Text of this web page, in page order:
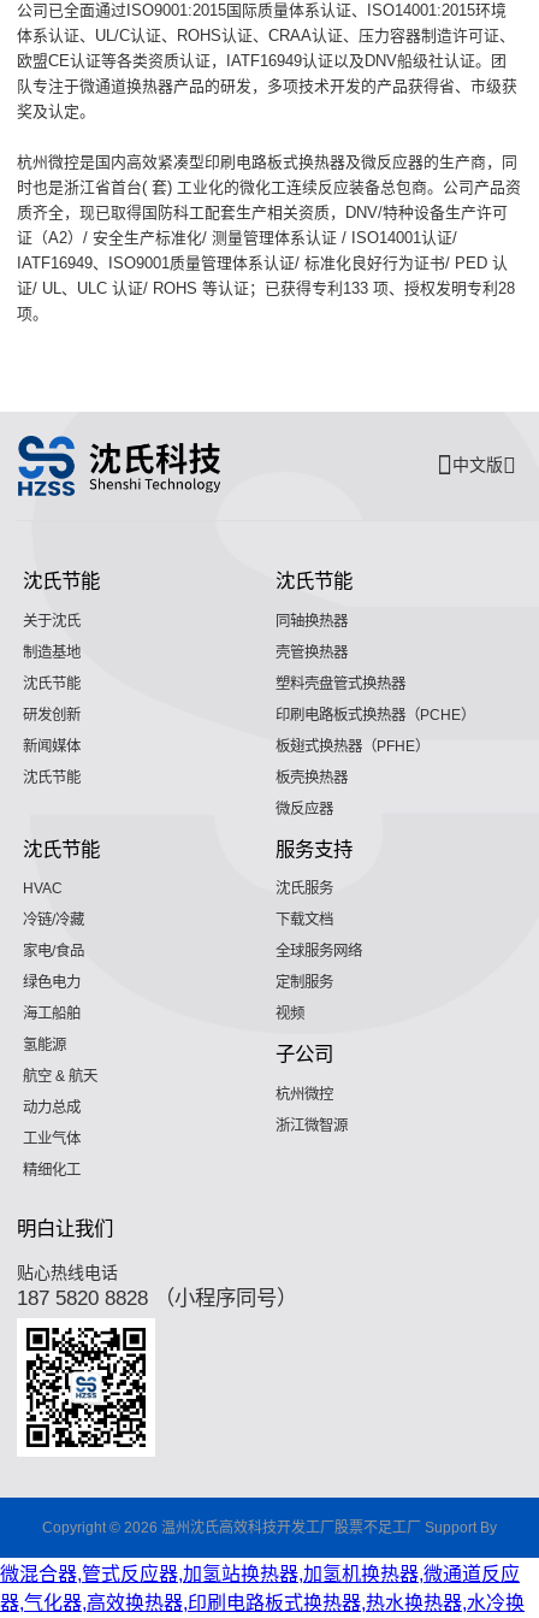
公司已全面通过ISO9001:2015国际质量体系认证、ISO14001:2015环境
体系认证、UL/C认证、ROHS认证、CRAA认证、压力容器制造许可证、
欧盟CE认证等各类资质认证，IATF16949认证以及DNV船级社认证。团
队专注于微通道换热器产品的研发，多项技术开发的产品获得省、市级获
奖及认定。
杭州微控是国内高效紧凑型印刷电路板式换热器及微反应器的生产商，同
时也是浙江省首台( 套) 工业化的微化工连续反应装备总包商。公司产品资
质齐全，现已取得国防科工配套生产相关资质，DNV/特种设备生产许可
证（A2）/ 安全生产标准化/ 测量管理体系认证 / ISO14001认证/
IATF16949、ISO9001质量管理体系认证/ 标准化良好行为证书/ PED 认
证/ UL、ULC 认证/ ROHS 等认证；已获得专利133 项、授权发明专利28
项。
中文版
沈氏节能
关于沈氏
制造基地
沈氏节能
研发创新
新闻媒体
沈氏节能
沈氏节能
同轴换热器
壳管换热器
塑料壳盘管式换热器
印刷电路板式换热器（PCHE）
板翅式换热器（PFHE）
板壳换热器
微反应器
沈氏节能
HVAC
冷链/冷藏
家电/食品
绿色电力
海工船舶
氢能源
航空 & 航天
动力总成
工业气体
精细化工
服务支持
沈氏服务
下载文档
全球服务网络
定制服务
视频
子公司
杭州微控
浙江微智源
明白让我们
贴心热线电话
187 5820 8828 （小程序同号）
Copyright © 2026 温州沈氏高效科技开发工厂股票不足工厂 Support By
微混合器,管式反应器,加氢站换热器,加氢机换热器,微通道反应
器,气化器,高效换热器,印刷电路板式换热器,热水换热器,水冷换